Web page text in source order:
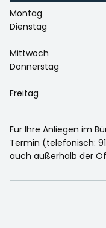
Montag
Dienstag
Mittwoch
Donnerstag
Freitag
Für Ihre Anliegen im
Termin (telefonisch:
auch außerhalb der